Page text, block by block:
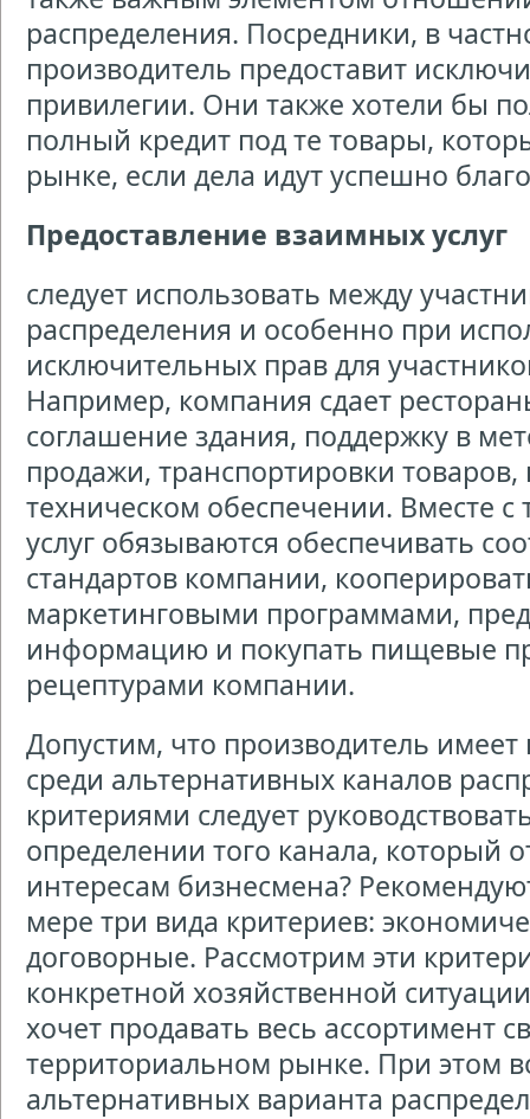
распределения. Посредники, в
производитель предоставит
привилегии. Они также хотели бы
полный кредит под те товары,
рынке, если дела идут успешно
Предоставление взаимных услуг
следует использовать между
распределения и особенно при
исключительных прав для
Например, компания сдает
соглашение здания, поддержку в
продажи, транспортировки
техническом обеспечении. Вместе с
услуг обязываются обеспечивать
стандартов компании,
маркетинговыми программами,
информацию и покупать пищевые
рецептурами компании.
Допустим, что производитель
среди альтернативных каналов
критериями следует
определении того канала, который
интересам бизнесмена?
мере три вида критериев:
договорные. Рассмотрим эти
конкретной хозяйственной
хочет продавать весь ассортимент
территориальном рынке. При этом
альтернативных варианта